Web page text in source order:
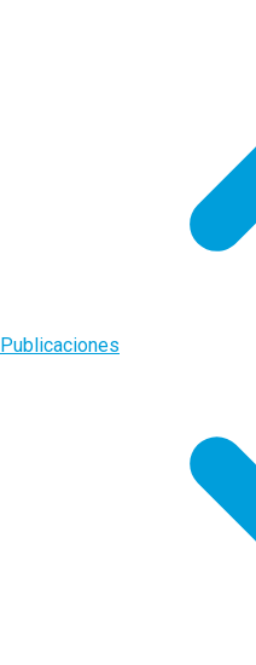
Publicaciones